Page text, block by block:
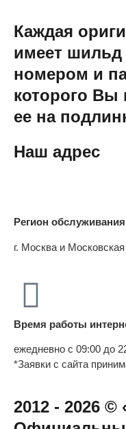
Каждая
имеет
номером и
которого Вы
ее на
Наш адрес
Регион
г. Москва и
Время работы
ежедневно с 09:00 до
*Заявки с сайта
2012 - 2026